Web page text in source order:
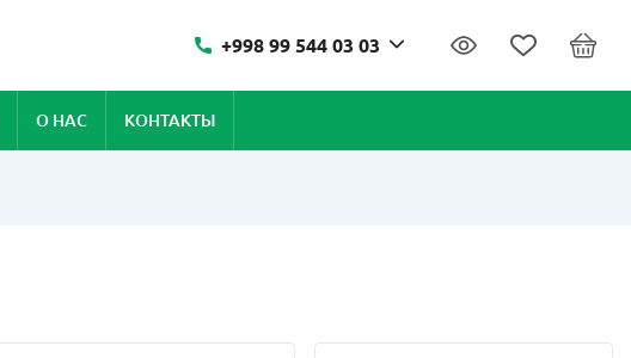
+998 99 544 03 03
О НАС КОНТАКТЫ